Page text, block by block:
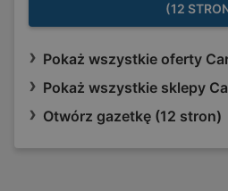
(12
Pokaż wszystkie oferty
Pokaż wszystkie sklepy
Otwórz gazetkę (12 stron)